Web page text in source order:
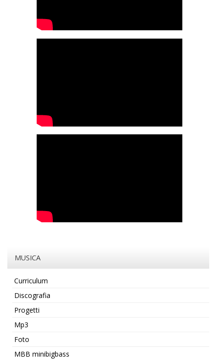
MUSICA
Curriculum
Discografia
Progetti
Mp3
Foto
MBB minibigbass